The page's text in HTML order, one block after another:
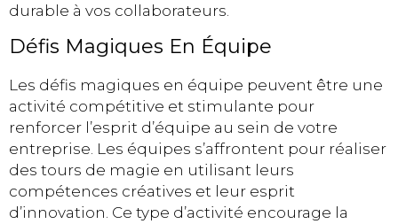
durable à vos collaborateurs.
Défis Magiques En Équipe
Les défis magiques en équipe peuvent être une
activité compétitive et stimulante pour
renforcer l’esprit d’équipe au sein de votre
entreprise. Les équipes s’affrontent pour réaliser
des tours de magie en utilisant leurs
compétences créatives et leur esprit
d’innovation. Ce type d’activité encourage la